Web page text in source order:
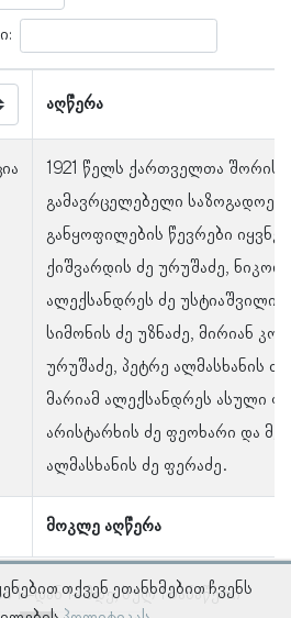
აღწერა
მოკლე აღწერა
1921 წელს ქართველთა შორის
გამავრცელებელი
განყოფილების წევრები
ქიშვარდის ძე ურუშაძე,
ალექსანდრეს ძე უსტიაშვილი,
სიმონის ძე უზნაძე, მირიან
ურუშაძე, პეტრე ალმასხანის
მარიამ ალექსანდრეს ასული
არისტარხის ძე ფეოხარი და
ალმასხანის ძე ფერაძე.
1–დან 1–მდე, სულ 1 ჩანაწერი
თქვენ ეთანხმებით ჩვენს